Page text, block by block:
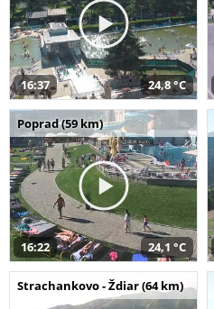
16:37 24,8 °C
Poprad (59 km)
16:22 24,1 °C
Strachankovo - Ždiar (64 km)